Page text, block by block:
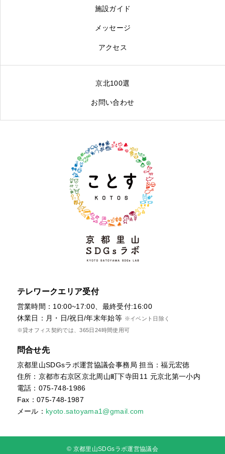
施設ガイド
メッセージ
アクセス
京北100選
お問い合わせ
テレワークエリア受付
営業時間：10:00~17:00、最終受付:16:00
休業日：月・日/祝日/年末年始等 ※イベント日除く
※貸オフィス契約では、365日24時間使用可
問合せ先
京都里山SDGsラボ運営協議会事務局 担当：福元宏徳
住所：京都市右京区京北周山町下寺田11 元京北第一小内
電話：075-748-1986
Fax：075-748-1987
メール： kyoto.satoyama1@gmail.com
© 京都里山SDGsラボ運営協議会